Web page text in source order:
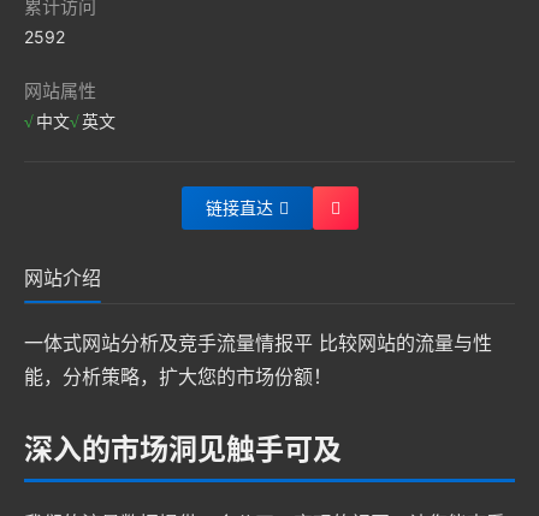
累计访问
2592
网站属性
中文 英文
链接直达
网站介绍
一体式网站分析及竞手流量情报平 比较网站的流量与性
能，分析策略，扩大您的市场份额！
深入的市场洞见触手可及